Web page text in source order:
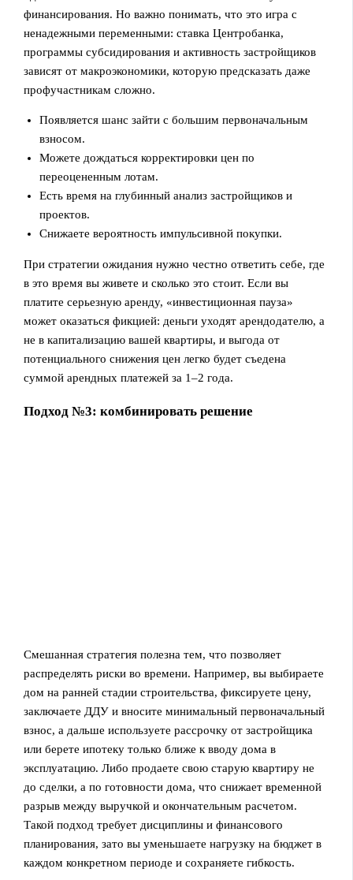
финансирования. Но важно понимать, что это игра с
ненадежными переменными: ставка Центробанка,
программы субсидирования и активность застройщиков
зависят от макроэкономики, которую предсказать даже
профучастникам сложно.
Появляется шанс зайти с большим первоначальным
взносом.
Можете дождаться корректировки цен по
переоцененным лотам.
Есть время на глубинный анализ застройщиков и
проектов.
Снижаете вероятность импульсивной покупки.
При стратегии ожидания нужно честно ответить себе, где
в это время вы живете и сколько это стоит. Если вы
платите серьезную аренду, «инвестиционная пауза»
может оказаться фикцией: деньги уходят арендодателю, а
не в капитализацию вашей квартиры, и выгода от
потенциального снижения цен легко будет съедена
суммой арендных платежей за 1–2 года.
Подход №3: комбинировать решение
Смешанная стратегия полезна тем, что позволяет
распределять риски во времени. Например, вы выбираете
дом на ранней стадии строительства, фиксируете цену,
заключаете ДДУ и вносите минимальный первоначальный
взнос, а дальше используете рассрочку от застройщика
или берете ипотеку только ближе к вводу дома в
эксплуатацию. Либо продаете свою старую квартиру не
до сделки, а по готовности дома, что снижает временной
разрыв между выручкой и окончательным расчетом.
Такой подход требует дисциплины и финансового
планирования, зато вы уменьшаете нагрузку на бюджет в
каждом конкретном периоде и сохраняете гибкость.